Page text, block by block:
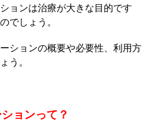
ョンは治療が大きな目的です
でしょう。
ションの概要や必要性、利用方
う。
ョンって？